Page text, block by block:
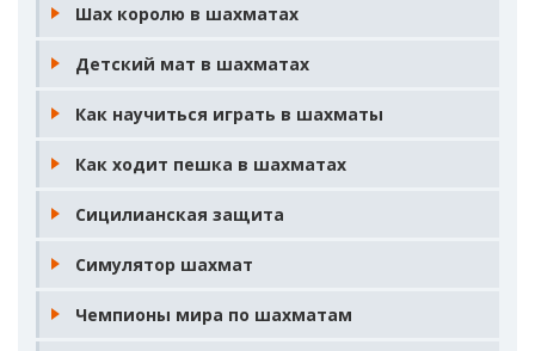
Шах королю в шахматах
Детский мат в шахматах
Как научиться играть в шахматы
Как ходит пешка в шахматах
Сицилианская защита
Симулятор шахмат
Чемпионы мира по шахматам